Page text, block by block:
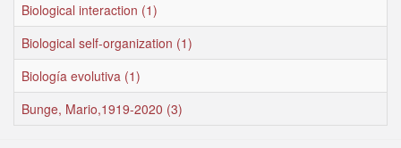
Biological interaction (1)
Biological self-organization (1)
Biología evolutiva (1)
Bunge, Mario,1919-2020 (3)